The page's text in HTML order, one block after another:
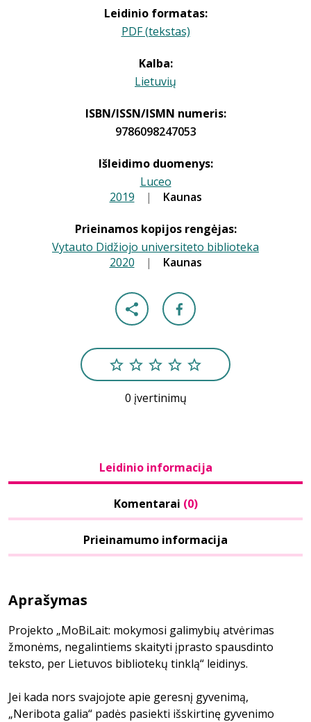
Leidinio formatas:
PDF (tekstas)
Kalba:
Lietuvių
ISBN/ISSN/ISMN numeris:
9786098247053
Išleidimo duomenys:
Luceo
2019 | Kaunas
Prieinamos kopijos rengėjas:
Vytauto Didžiojo universiteto biblioteka
2020 | Kaunas
0 įvertinimų
Leidinio informacija
Komentarai (0)
Prieinamumo informacija
Aprašymas
Projekto „MoBiLait: mokymosi galimybių atvėrimas
žmonėms, negalintiems skaityti įprasto spausdinto
teksto, per Lietuvos bibliotekų tinklą“ leidinys.
Jei kada nors svajojote apie geresnį gyvenimą,
„Neribota galia“ padės pasiekti išskirtinę gyvenimo